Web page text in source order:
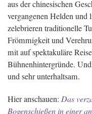
aus der chinesischen
vergangenen Helden und
zelebrieren traditionelle
Frömmigkeit und
mit auf spektakuläre
Bühnenhintergründe.
und sehr unterhaltsam.
Hier anschauen: Das
Bogenschießen in einer